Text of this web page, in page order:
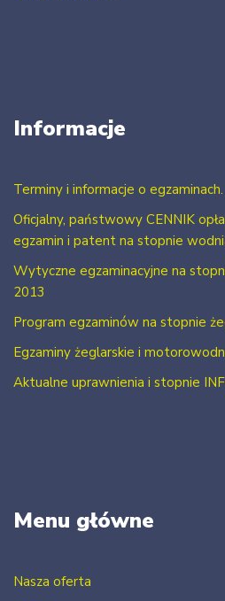
Informacje
Terminy i informacje o egzaminach.
Oficjalny, państwowy CENNIK
egzamin i patent na stopnie
Wytyczne egzaminacyjne na
2013
Program egzaminów na stopnie
Egzaminy żeglarskie i
Aktualne uprawnienia i stopnie
Menu główne
Nasza oferta